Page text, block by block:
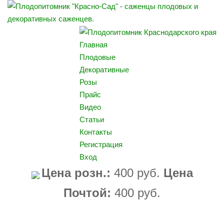
Главная
Плодовые
Декоративные
Розы
Прайс
Видео
Статьи
Контакты
Регистрация
Вход
Цена розн.: 400 руб. Цена
Почтой: 400 руб.